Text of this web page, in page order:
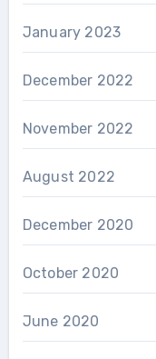
January 2023
December 2022
November 2022
August 2022
December 2020
October 2020
June 2020